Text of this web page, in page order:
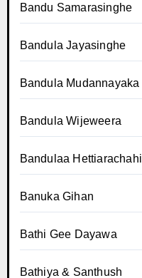
Bandu Samarasinghe
Bandula Jayasinghe
Bandula Mudannayaka
Bandula Wijeweera
Bandulaa Hettiarachahi
Banuka Gihan
Bathi Gee Dayawa
Bathiya & Santhush